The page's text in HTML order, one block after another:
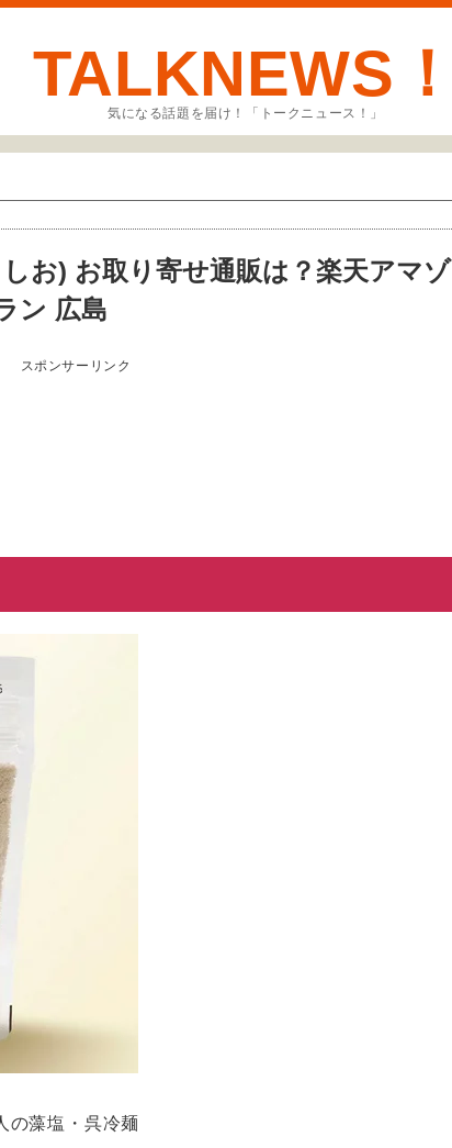
TALKNEWS！
気になる話題を届け！「トークニュース！」
お) お取り寄せ通販は？楽天アマゾ
ン 広島
スポンサーリンク
の藻塩・呉冷麺